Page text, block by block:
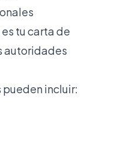
tu carta de
autoridades
incluir: